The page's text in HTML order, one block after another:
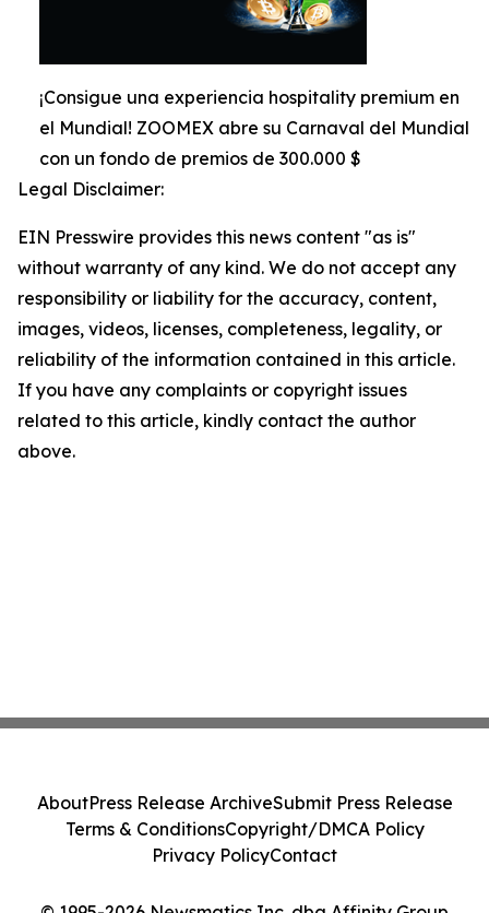
¡Consigue una experiencia hospitality premium en
el Mundial! ZOOMEX abre su Carnaval del Mundial
con un fondo de premios de 300.000 $
Legal Disclaimer:
EIN Presswire provides this news content "as is"
without warranty of any kind. We do not accept any
responsibility or liability for the accuracy, content,
images, videos, licenses, completeness, legality, or
reliability of the information contained in this article.
If you have any complaints or copyright issues
related to this article, kindly contact the author
above.
AboutPress Release ArchiveSubmit Press Release
Terms & ConditionsCopyright/DMCA Policy
Privacy PolicyContact